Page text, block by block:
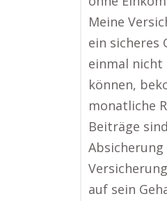
Meine
ein sicheres
einmal
können,
monatliche
Beiträge
auf sein